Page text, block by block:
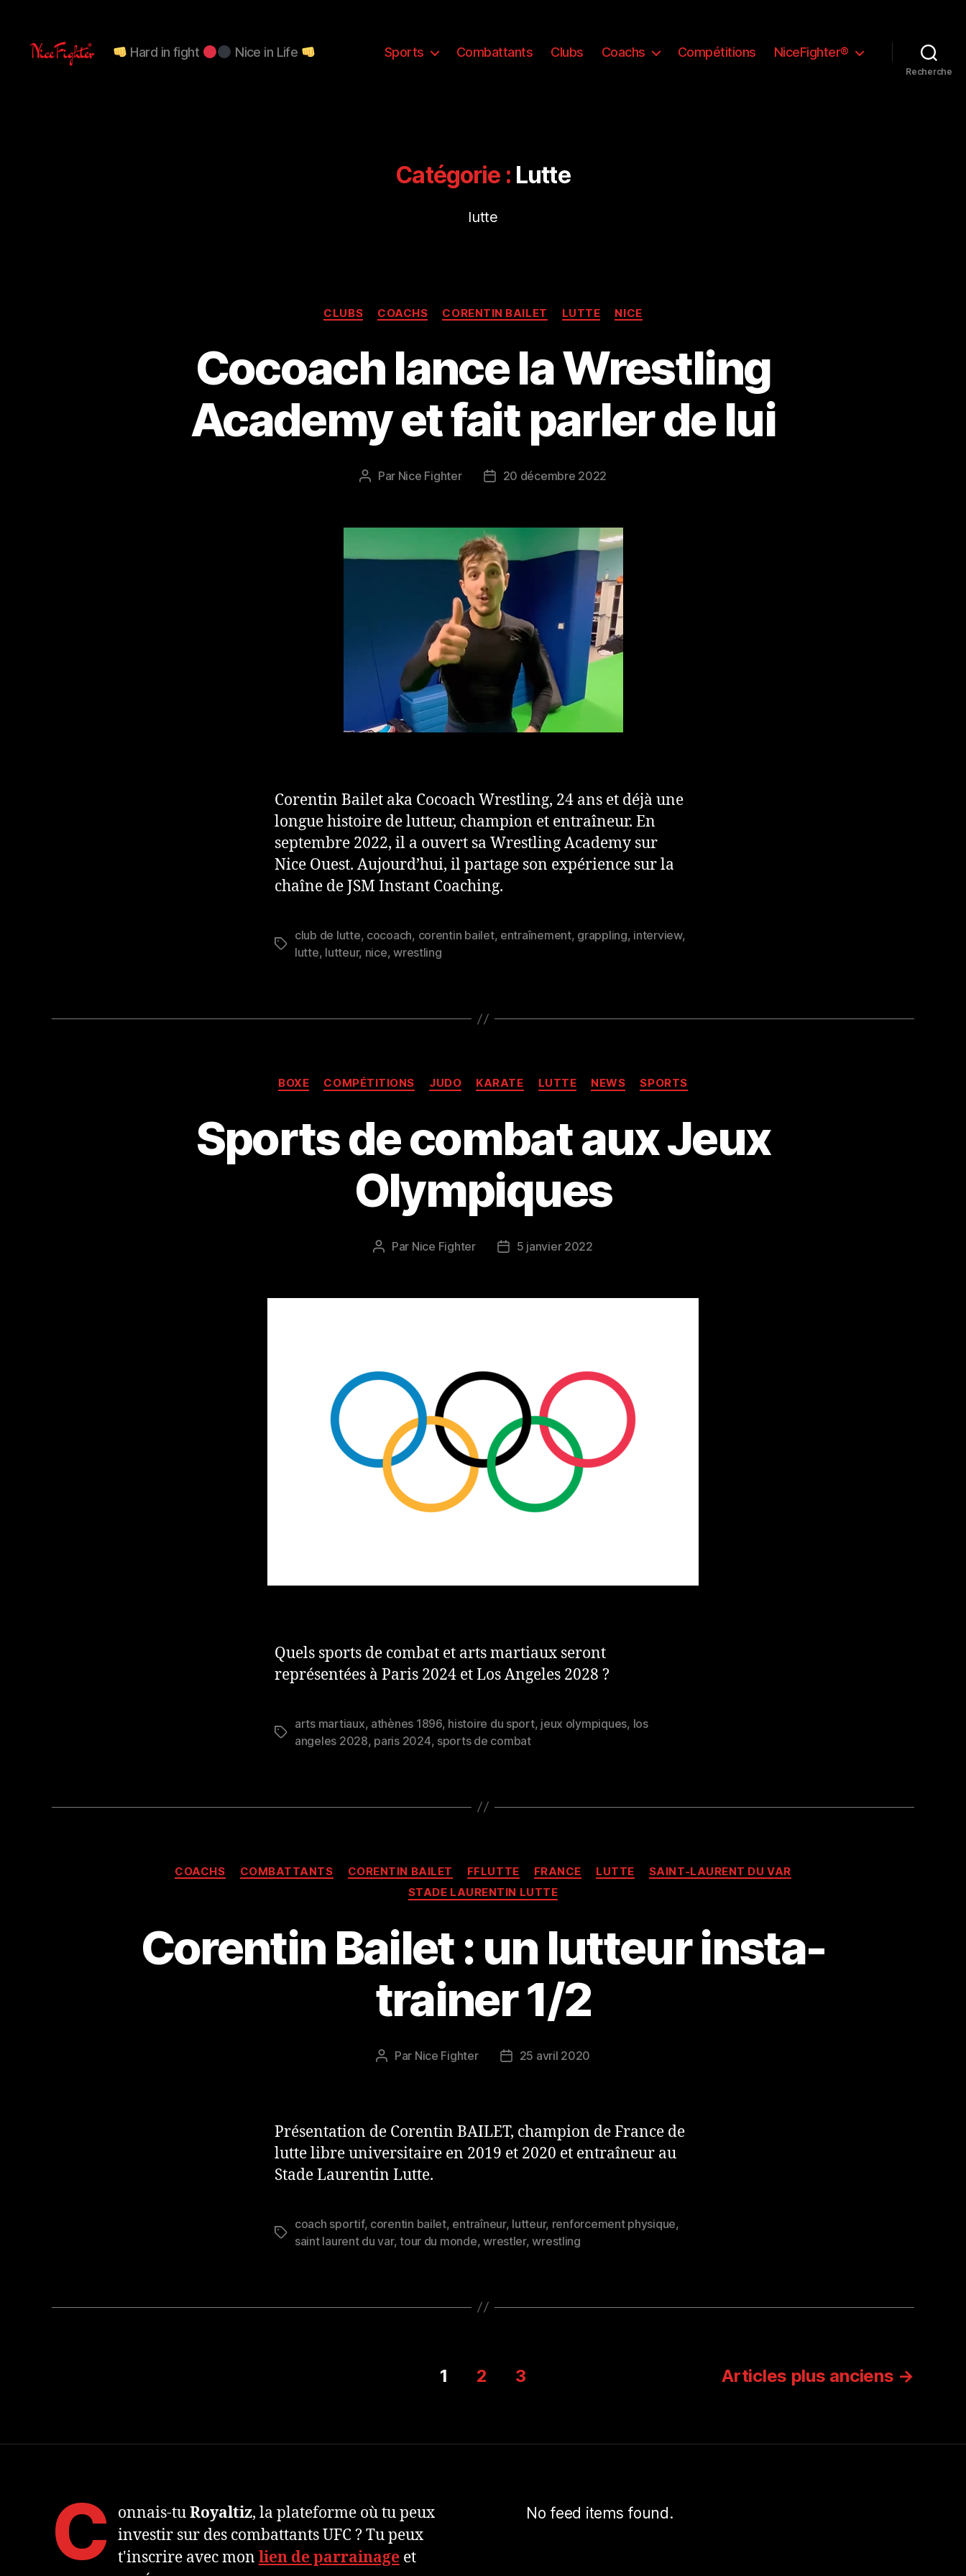
Hard in fight Nice in Life Sports Combattants Clubs Coachs Compétitions NiceFighter®
Recherche
Catégorie : Lutte
lutte
Catégories
CLUBS COACHS CORENTIN BAILET LUTTE NICE
Cocoach lance la Wrestling
Academy et fait parler de lui
Auteur
Par Nice Fighter
Date20 décembre 2022
Corentin Bailet aka Cocoach Wrestling, 24 ans et déjà une
longue histoire de lutteur, champion et entraîneur. En
septembre 2022, il a ouvert sa Wrestling Academy sur
Nice Ouest. Aujourd’hui, il partage son expérience sur la
chaîne de JSM Instant Coaching.
Étiquettes
club de lutte, cocoach, corentin bailet, entraînement, grappling, interview,
lutte, lutteur, nice,wrestling
Catégories
BOXE COMPÉTITIONS JUDO KARATE LUTTE NEWS SPORTS
Sports de combat aux Jeux
Olympiques
Auteur
Par Nice Fighter
Date5 janvier 2022
Quels sports de combat et arts martiaux seront
représentées à Paris 2024 et Los Angeles 2028 ?
Étiquettes
arts martiaux, athènes 1896, histoire du sport, jeux olympiques, los
angeles 2028, paris 2024, sports de combat
Catégories
COACHS COMBATTANTS CORENTIN BAILET FFLUTTE FRANCE LUTTE
SAINT-LAURENT DU VAR
STADE LAURENTIN LUTTE
Corentin Bailet : un lutteur insta-
trainer 1/2
Auteur
Par Nice Fighter
Date25 avril 2020
Présentation de Corentin BAILET, champion de France de
lutte libre universitaire en 2019 et 2020 et entraîneur au
Stade Laurentin Lutte.
Étiquettes
coach sportif, corentin bailet, entraîneur, lutteur, renforcement physique,
saint laurent du var,tour du monde,wrestler,wrestling
1 2 3 Articles plus anciens →
C onnais-tuRoyaltiz, la plateforme où tu peux
investir sur des combattants UFC ? Tu peux
t'inscrire avec mon lien de parrainageet
No feed items found.